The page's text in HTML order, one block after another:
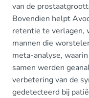
van de
Bovendien helpt
retentie te verlagen,
mannen die
meta-analyse,
samen werden
verbetering van de
gedetecteerd bij